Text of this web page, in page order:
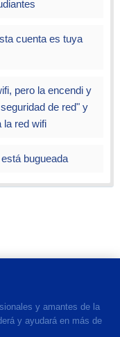
cuenta es tuya
pero la encendi y
de red" y
la red wifi
bugueada
y amantes de la
y ayudará en más de